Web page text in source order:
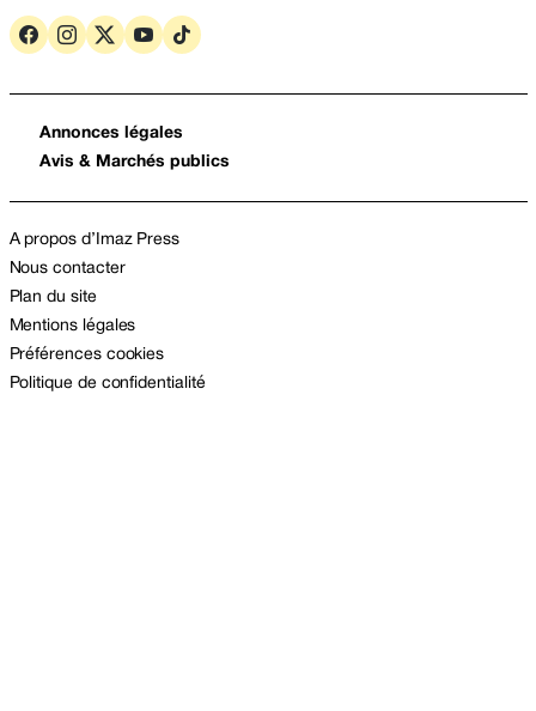
Annonces légales
Avis & Marchés publics
A propos d’Imaz Press
Nous contacter
Plan du site
Mentions légales
Préférences cookies
Politique de confidentialité